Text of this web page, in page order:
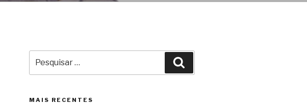
por:
MAIS RECENTES